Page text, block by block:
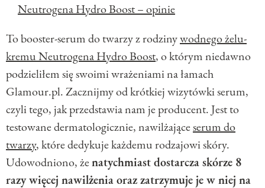
Neutrogena Hydro Boost – opinie
To booster-serum do twarzy z rodzinywodnego żelu-
kremu Neutrogena Hydro Boost, o którym niedawno
podzieliłem się swoimi wrażeniami na łamach
Glamour.pl. Zacznijmy od krótkiej wizytówki serum,
czyli tego, jak przedstawia nam je producent. Jest to
testowane dermatologicznie, nawilżająceserum do
twarzy, które dedykuje każdemu rodzajowi skóry.
Udowodniono, żenatychmiast dostarcza skórze 8
razy więcej nawilżenia oraz zatrzymuje je w niej na